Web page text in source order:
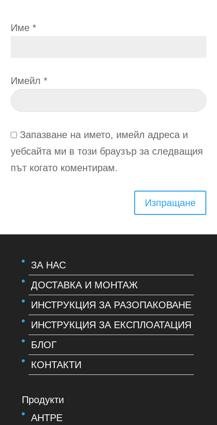
Име*
Имейл*
Запазване на името, имейл адреса и
уебсайта ми в този браузър за следващия
път когато коментирам.
Изпращане
ЗА НАС
ДОСТАВКА И МОНТАЖ
ИНСТРУКЦИЯ ЗА РАЗОПАКОВАНЕ
ИНСТРУКЦИЯ ЗА ЕКСПЛОАТАЦИЯ
БЛОГ
КОНТАКТИ
Продукти
АНТРЕ